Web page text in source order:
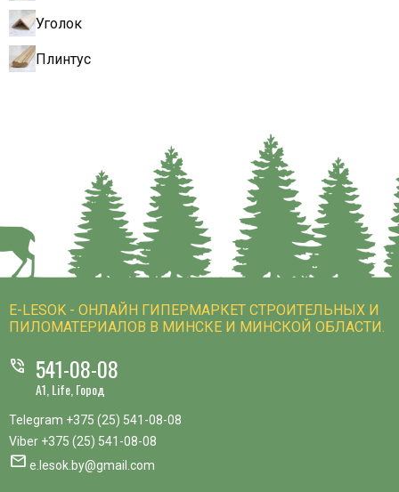
Уголок
Плинтус
E-LESOK - ОНЛАЙН ГИПЕРМАРКЕТ СТРОИТЕЛЬНЫХ И
ПИЛОМАТЕРИАЛОВ В МИНСКЕ И МИНСКОЙ ОБЛАСТИ.
phone_in_talk 541-08-08
A1, Life, Город
Telegram +375 (25) 541-08-08
Viber +375 (25) 541-08-08
mail e.lesok.by@gmail.com